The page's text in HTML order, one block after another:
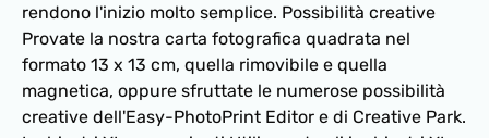
rendono l'inizio molto semplice. Possibilità creative
Provate la nostra carta fotografica quadrata nel
formato 13 x 13 cm, quella rimovibile e quella
magnetica, oppure sfruttate le numerose possibilità
creative dell'Easy-PhotoPrint Editor e di Creative Park.